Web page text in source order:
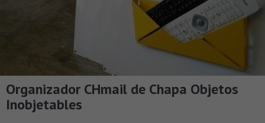
Organizador CHmail de Chapa Objetos
Inobjetables